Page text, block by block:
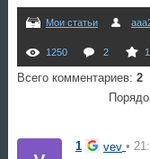
Мои статьи
1250 2
Всего комментариев: 2
1 vev •